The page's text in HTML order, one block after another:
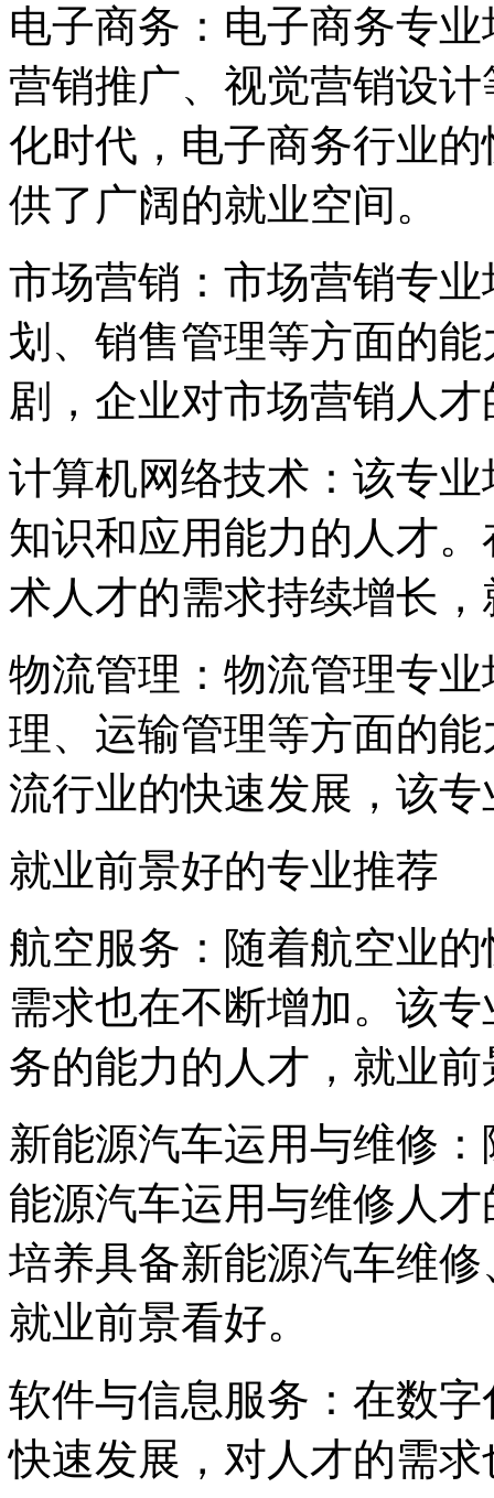
电子商务：电子商务专
营销推广、视觉营销设
化时代，电子商务行业
供了广阔的就业空间。
市场营销：市场营销专
划、销售管理等方面的
剧，企业对市场营销人
计算机网络技术：该专
知识和应用能力的人才
术人才的需求持续增长
物流管理：物流管理专
理、运输管理等方面的
流行业的快速发展，该
就业前景好的专业推荐
航空服务：随着航空业
需求也在不断增加。该
务的能力的人才，就业
新能源汽车运用与维修
能源汽车运用与维修人
培养具备新能源汽车维
就业前景看好。
软件与信息服务：在数
快速发展，对人才的需